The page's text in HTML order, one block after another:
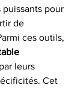
pour
de
ces outils,
leurs
Cet